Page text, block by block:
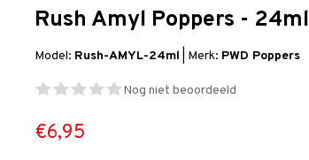
Rush Amyl Poppers - 24ml
Model: Rush-AMYL-24ml Merk: PWD Poppers
Nog niet beoordeeld
€6,95